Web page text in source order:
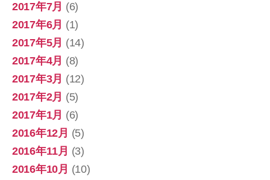
2017年7月 (6)
2017年6月 (1)
2017年5月 (14)
2017年4月 (8)
2017年3月 (12)
2017年2月 (5)
2017年1月 (6)
2016年12月 (5)
2016年11月 (3)
2016年10月 (10)